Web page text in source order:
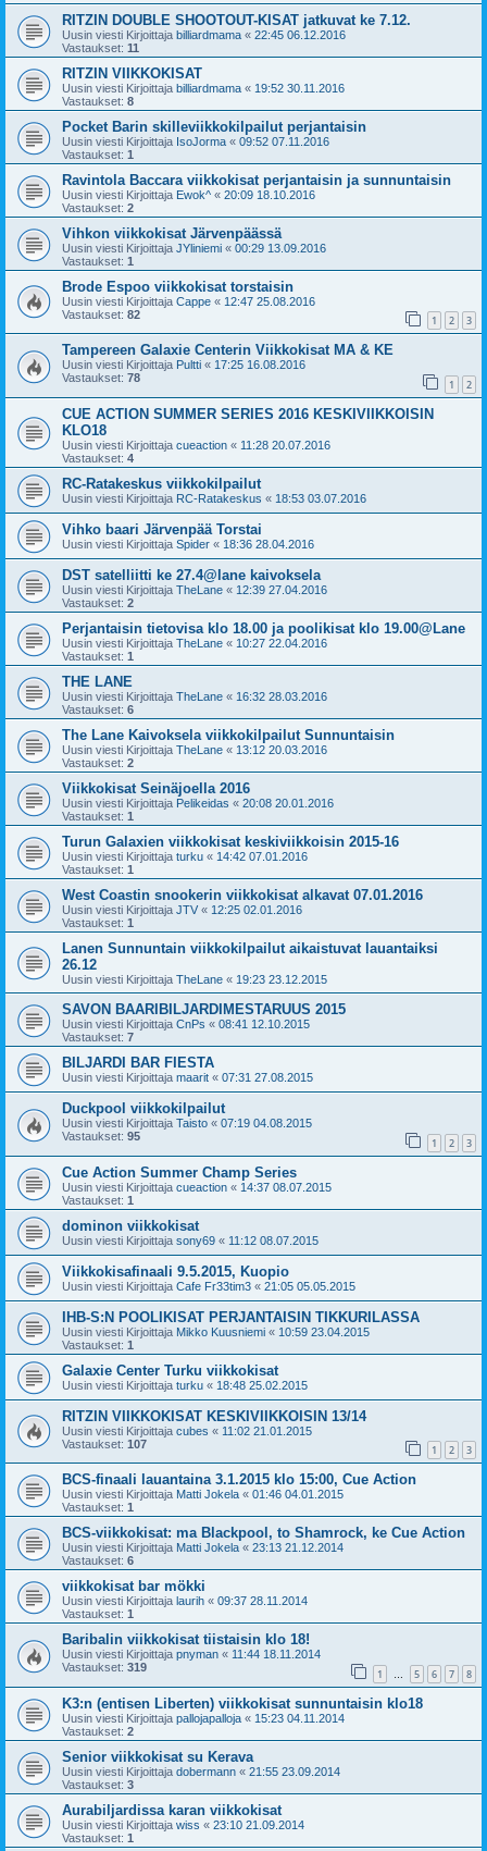
RITZIN DOUBLE SHOOTOUT-KISAT jatkuvat ke 7.12.
Uusin viesti Kirjoittaja billiardmama « 22:45 06.12.2016
Vastaukset: 11
RITZIN VIIKKOKISAT
Uusin viesti Kirjoittaja billiardmama « 19:52 30.11.2016
Vastaukset: 8
Pocket Barin skilleviikkokilpailut perjantaisin
Uusin viesti Kirjoittaja IsoJorma « 09:52 07.11.2016
Vastaukset: 1
Ravintola Baccara viikkokisat perjantaisin ja sunnuntaisin
Uusin viesti Kirjoittaja Ewok^ « 20:09 18.10.2016
Vastaukset: 2
Vihkon viikkokisat Järvenpäässä
Uusin viesti Kirjoittaja JYliniemi « 00:29 13.09.2016
Vastaukset: 1
Brode Espoo viikkokisat torstaisin
Uusin viesti Kirjoittaja Cappe « 12:47 25.08.2016
Vastaukset: 82 1 2 3
Tampereen Galaxie Centerin Viikkokisat MA & KE
Uusin viesti Kirjoittaja Pultti « 17:25 16.08.2016
Vastaukset: 78 1 2
CUE ACTION SUMMER SERIES 2016 KESKIVIIKKOISIN
KLO18
Uusin viesti Kirjoittaja cueaction « 11:28 20.07.2016
Vastaukset: 4
RC-Ratakeskus viikkokilpailut
Uusin viesti Kirjoittaja RC-Ratakeskus « 18:53 03.07.2016
Vihko baari Järvenpää Torstai
Uusin viesti Kirjoittaja Spider « 18:36 28.04.2016
DST satelliitti ke 27.4@lane kaivoksela
Uusin viesti Kirjoittaja TheLane « 12:39 27.04.2016
Vastaukset: 2
Perjantaisin tietovisa klo 18.00 ja poolikisat klo 19.00@Lane
Uusin viesti Kirjoittaja TheLane « 10:27 22.04.2016
Vastaukset: 1
THE LANE
Uusin viesti Kirjoittaja TheLane « 16:32 28.03.2016
Vastaukset: 6
The Lane Kaivoksela viikkokilpailut Sunnuntaisin
Uusin viesti Kirjoittaja TheLane « 13:12 20.03.2016
Vastaukset: 2
Viikkokisat Seinäjoella 2016
Uusin viesti Kirjoittaja Pelikeidas « 20:08 20.01.2016
Vastaukset: 1
Turun Galaxien viikkokisat keskiviikkoisin 2015-16
Uusin viesti Kirjoittaja turku « 14:42 07.01.2016
Vastaukset: 1
West Coastin snookerin viikkokisat alkavat 07.01.2016
Uusin viesti Kirjoittaja JTV « 12:25 02.01.2016
Vastaukset: 1
Lanen Sunnuntain viikkokilpailut aikaistuvat lauantaiksi
26.12
Uusin viesti Kirjoittaja TheLane « 19:23 23.12.2015
SAVON BAARIBILJARDIMESTARUUS 2015
Uusin viesti Kirjoittaja CnPs « 08:41 12.10.2015
Vastaukset: 7
BILJARDI BAR FIESTA
Uusin viesti Kirjoittaja maarit « 07:31 27.08.2015
Duckpool viikkokilpailut
Uusin viesti Kirjoittaja Taisto « 07:19 04.08.2015
Vastaukset: 95 1 2 3
Cue Action Summer Champ Series
Uusin viesti Kirjoittaja cueaction « 14:37 08.07.2015
Vastaukset: 1
dominon viikkokisat
Uusin viesti Kirjoittaja sony69 « 11:12 08.07.2015
Viikkokisafinaali 9.5.2015, Kuopio
Uusin viesti Kirjoittaja Cafe Fr33tim3 « 21:05 05.05.2015
IHB-S:N POOLIKISAT PERJANTAISIN TIKKURILASSA
Uusin viesti Kirjoittaja Mikko Kuusniemi « 10:59 23.04.2015
Vastaukset: 1
Galaxie Center Turku viikkokisat
Uusin viesti Kirjoittaja turku « 18:48 25.02.2015
RITZIN VIIKKOKISAT KESKIVIIKKOISIN 13/14
Uusin viesti Kirjoittaja cubes « 11:02 21.01.2015
Vastaukset: 107 1 2 3
BCS-finaali lauantaina 3.1.2015 klo 15:00, Cue Action
Uusin viesti Kirjoittaja Matti Jokela « 01:46 04.01.2015
Vastaukset: 1
BCS-viikkokisat: ma Blackpool, to Shamrock, ke Cue Action
Uusin viesti Kirjoittaja Matti Jokela « 23:13 21.12.2014
Vastaukset: 6
viikkokisat bar mökki
Uusin viesti Kirjoittaja laurih « 09:37 28.11.2014
Vastaukset: 1
Baribalin viikkokisat tiistaisin klo 18!
Uusin viesti Kirjoittaja pnyman « 11:44 18.11.2014
Vastaukset: 319 1 … 5 6 7 8
K3:n (entisen Liberten) viikkokisat sunnuntaisin klo18
Uusin viesti Kirjoittaja pallojapalloja « 15:23 04.11.2014
Vastaukset: 2
Senior viikkokisat su Kerava
Uusin viesti Kirjoittaja dobermann « 21:55 23.09.2014
Vastaukset: 3
Aurabiljardissa karan viikkokisat
Uusin viesti Kirjoittaja wiss « 23:10 21.09.2014
Vastaukset: 1